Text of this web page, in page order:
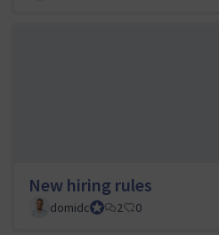
New hiring rules
domidcCouncil member
2 0